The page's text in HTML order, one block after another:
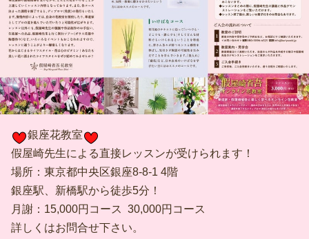
銀座花教室
假屋崎先生による直接レッスンが受けられます！
場所：東京都中央区銀座8-8-1 4階
銀座駅、新橋駅から徒歩5分！
月謝：15,000円コース 30,000円コース
詳しくはお問合せ下さい。